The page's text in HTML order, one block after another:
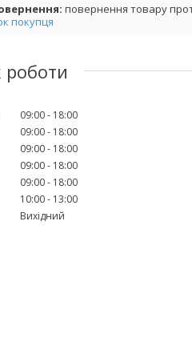
повернення товару
покупця
роботи
09:00
18:00
09:00
18:00
09:00
18:00
09:00
18:00
09:00
18:00
10:00
13:00
Вихідний